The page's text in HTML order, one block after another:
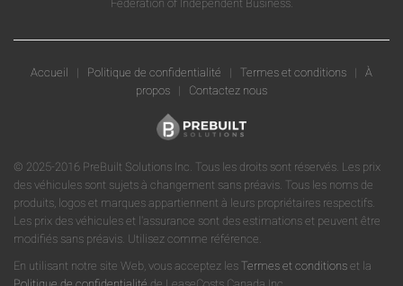
Federation of Independent Business.
Accueil | Politique de confidentialité | Termes et conditions | À
propos | Contactez nous
© 2025-2016 PreBuilt Solutions Inc. Tous les droits sont réservés. Les prix
des véhicules sont sujets à changement sans préavis. Tous les noms de
produits, logos et marques appartiennent à leurs propriétaires respectifs.
Les prix des véhicules et l'assurance sont des estimations et peuvent être
modifiés sans préavis. Utilisez comme référence.
En utilisant notre site Web, vous acceptez les Termes et conditions et la